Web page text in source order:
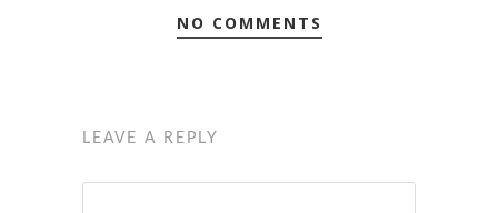
NO COMMENTS
LEAVE A REPLY